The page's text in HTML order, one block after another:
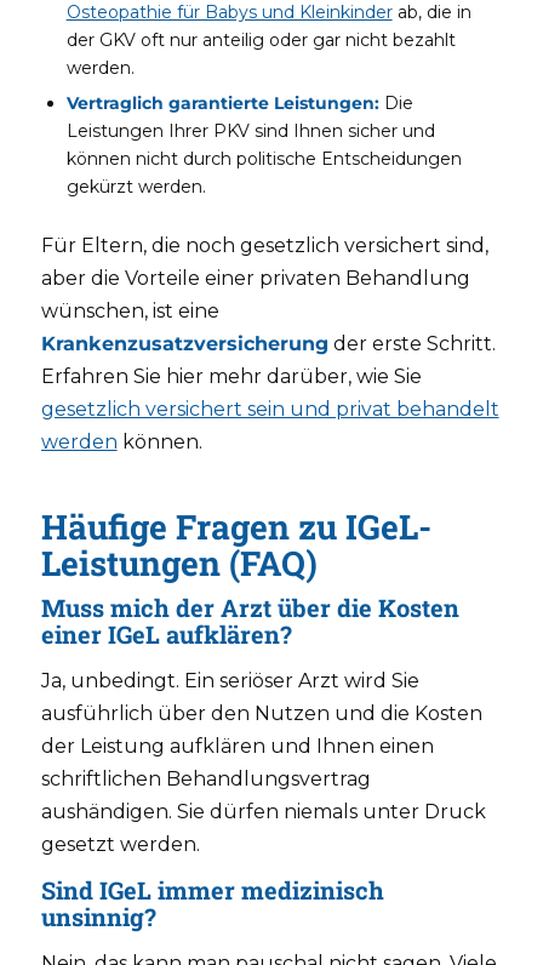
Osteopathie für Babys und Kleinkinderab, die in
der GKV oft nur anteilig oder gar nicht bezahlt
werden.
Vertraglich garantierte Leistungen:Die
Leistungen Ihrer PKV sind Ihnen sicher und
können nicht durch politische Entscheidungen
gekürzt werden.
Für Eltern, die noch gesetzlich versichert sind,
aber die Vorteile einer privaten Behandlung
wünschen, ist eine
Krankenzusatzversicherung der erste Schritt.
Erfahren Sie hier mehr darüber, wie Sie
gesetzlich versichert sein und privat behandelt
werden können.
Häufige Fragen zu IGeL-
Leistungen (FAQ)
Muss mich der Arzt über die Kosten
einer IGeL aufklären?
Ja, unbedingt. Ein seriöser Arzt wird Sie
ausführlich über den Nutzen und die Kosten
der Leistung aufklären und Ihnen einen
schriftlichen Behandlungsvertrag
aushändigen. Sie dürfen niemals unter Druck
gesetzt werden.
Sind IGeL immer medizinisch
unsinnig?